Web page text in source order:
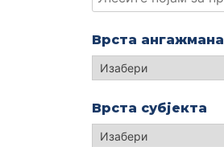
Врста ангажмана
Изабери
Врста субјекта
Изабери